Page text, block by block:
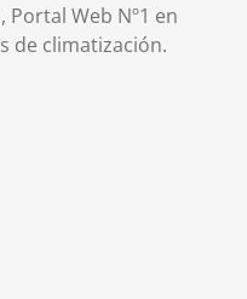
Web Nº1 en
de climatización.